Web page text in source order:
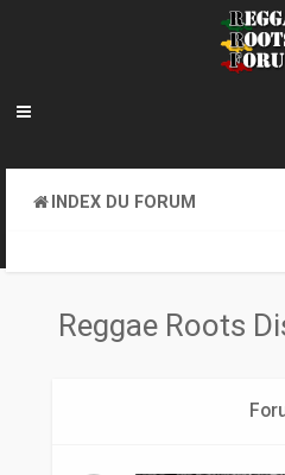
INDEX DU FORUM
Reggae Roots